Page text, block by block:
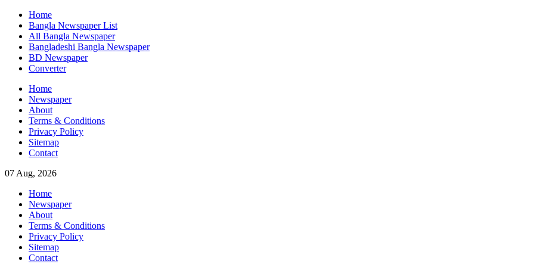
Skip
content
Home
Bangla Newspaper List
All Bangla Newspaper
Bangladeshi Bangla Newspaper
BD Newspaper
Converter
Home
Newspaper
About
Terms & Conditions
Privacy Policy
Sitemap
Contact
07 Aug, 2026
Home
Newspaper
About
Terms & Conditions
Privacy Policy
Sitemap
Contact